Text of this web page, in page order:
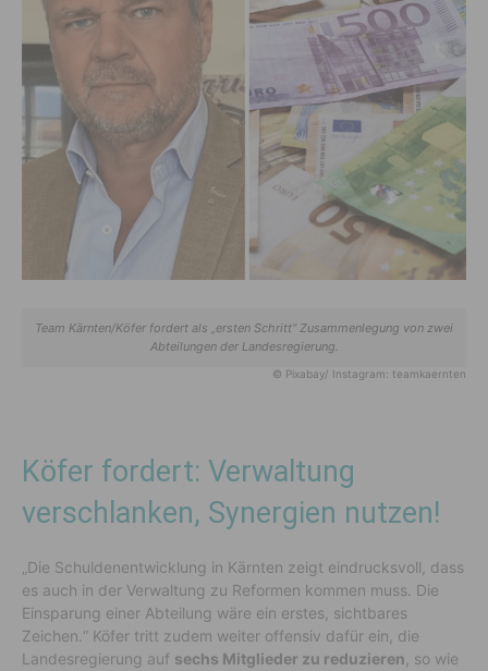
Team Kärnten/Köfer fordert als „ersten Schritt“ Zusammenlegung von zwei
Abteilungen der Landesregierung.
© Pixabay/ Instagram: teamkaernten
Köfer fordert: Verwaltung
verschlanken, Synergien nutzen!
„Die Schuldenentwicklung in Kärnten zeigt eindrucksvoll, dass
es auch in der Verwaltung zu Reformen kommen muss. Die
Einsparung einer Abteilung wäre ein erstes, sichtbares
Zeichen.“ Köfer tritt zudem weiter offensiv dafür ein, die
Landesregierung auf sechs Mitglieder zu reduzieren , so wie